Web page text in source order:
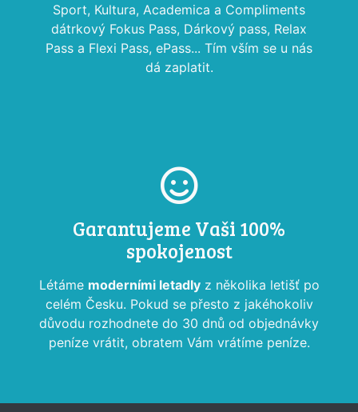
Sport, Kultura, Academica a Compliments
dátrkový Fokus Pass, Dárkový pass, Relax
Pass a Flexi Pass, ePass... Tím vším se u nás
dá zaplatit.
Garantujeme Vaši 100%
spokojenost
Létáme moderními letadlyz několika letišť po
celém Česku. Pokud se přesto z jakéhokoliv
důvodu rozhodnete do 30 dnů od objednávky
peníze vrátit, obratem Vám vrátíme peníze.